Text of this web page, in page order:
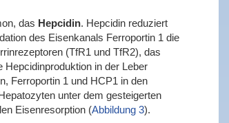
das Hepcidin. Hepcidin reduziert
des Eisenkanals Ferroportin 1 die
(TfR1 und TfR2), das
in der Leber
Ferroportin 1 und HCP1 in den
unter dem gesteigerten
Eisenresorption (Abbildung 3).